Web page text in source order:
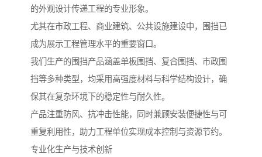
的外观设计传递工程的专业形象。
尤其在市政工程、商业建筑、公共设施建设中，围挡已
成为展示工程管理水平的重要窗口。
我们生产的围挡产品涵盖单板围挡、复合围挡、市政围
挡等多种类型，均采用高强度材料与科学结构设计，确
保其在复杂环境下的稳定性与耐久性。
产品注重防风、抗冲击性能，同时兼顾安装便捷性与可
重复利用性，助力工程单位实现成本控制与资源节约。
专业化生产与技术创新